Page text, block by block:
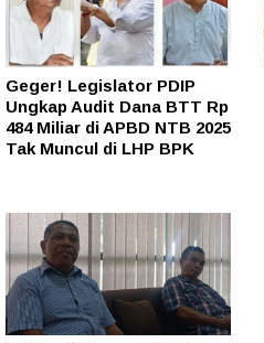
Geger! Legislator PDIP
Ungkap Audit Dana BTT Rp
484 Miliar di APBD NTB 2025
Tak Muncul di LHP BPK